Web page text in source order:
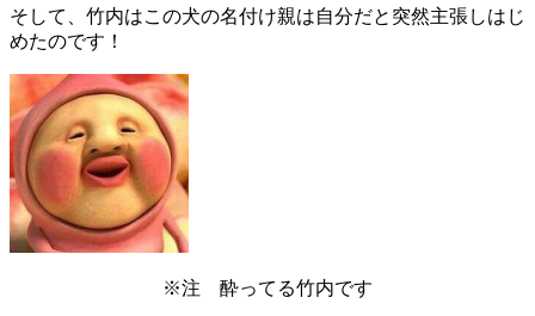
そして、竹内はこの犬の名付け親は自分だと突然主張しはじ
めたのです！
※注 酔ってる竹内です